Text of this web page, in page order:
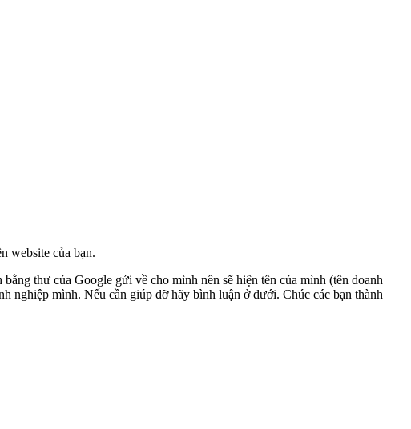
website của bạn.
thư của Google gửi về cho mình nên sẽ hiện tên của mình (tên doanh
nghiệp mình. Nếu cần giúp đỡ hãy bình luận ở dưới. Chúc các bạn thành